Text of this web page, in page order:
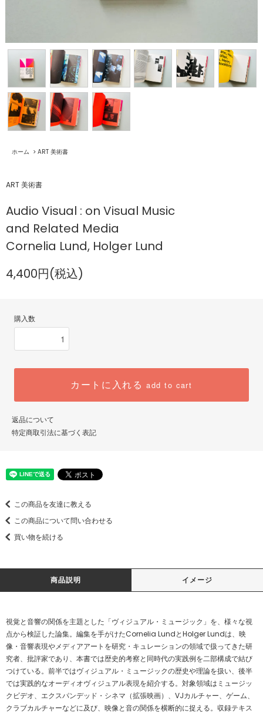
ホーム > ART 美術書
ART 美術書
Audio Visual : on Visual Music
and Related Media
Cornelia Lund, Holger Lund
4,400円(税込)
購入数
カートに入れるadd to cart
返品について
特定商取引法に基づく表記
この商品を友達に教える
この商品について問い合わせる
買い物を続ける
商品説明 イメージ
視覚と音響の関係を主題とした「ヴィジュアル・ミュージック」を、様々な視
点から検証した論集。編集を手がけたCornelia LundとHolger Lundは、映
像・音響表現やメディアアートを研究・キュレーションの領域で扱ってきた研
究者、批評家であり、本書では歴史的考察と同時代の実践例を二部構成で結び
つけている。前半ではヴィジュアル・ミュージックの歴史や理論を扱い、後半
では実践的なオーディオヴィジュアル表現を紹介する。対象領域はミュージッ
クビデオ、エクスパンデッド・シネマ（拡張映画）、VJカルチャー、ゲーム、
クラブカルチャーなどに及び、映像と音の関係を横断的に捉える。収録テキス